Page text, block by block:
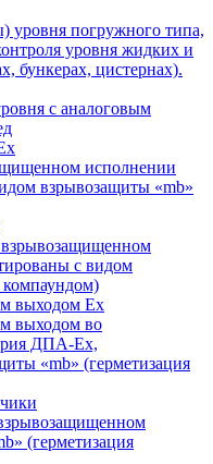
уровня погружного типа,
уровня жидких и
бункерах, цистернах).
с аналоговым
исполнении
взрывозащиты «mb»
взрывозащищенном
с видом
компаундом)
выходом Ех
выходом во
ДПА-Ех,
«mb» (герметизация
(герметизация